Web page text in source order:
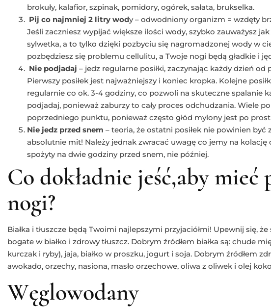
brokuły, kalafior, szpinak, pomidory, ogórek, sałata, brukselka.
Pij co najmniej 2 litry wody – odwodniony organizm = wzdęty
Jeśli zaczniesz wypijać większe ilości wody, szybko zauważysz
sylwetka, a to tylko dzięki pozbyciu się nagromadzonej wody w
pozbędziesz się problemu cellulitu, a Twoje nogi będą gładkie i
Nie podjadaj – jedz regularne posiłki, zaczynając każdy dzień od
Pierwszy posiłek jest najważniejszy i koniec kropka. Kolejne
regularnie co ok. 3-4 godziny, co pozwoli na skuteczne spalanie
podjadaj, ponieważ zaburzy to cały proces odchudzania. Wiele
poprzedniego punktu, ponieważ często głód mylony jest po
Nie jedz przed snem – teoria, że ostatni posiłek nie powinien być
absolutnie mit! Należy jednak zwracać uwagę co jemy na kolację
spożyty na dwie godziny przed snem, nie później.
Co dokładnie jeść,aby mieć
nogi?
Białka i tłuszcze będą Twoimi najlepszymi przyjaciółmi! Upewnij się,
bogate w białko i zdrowy tłuszcz. Dobrym źródłem białka są: chude
kurczak i ryby), jaja, białko w proszku, jogurt i soja. Dobrym źródłem
awokado, orzechy, nasiona, masło orzechowe, oliwa z oliwek i olej
Węglowodany